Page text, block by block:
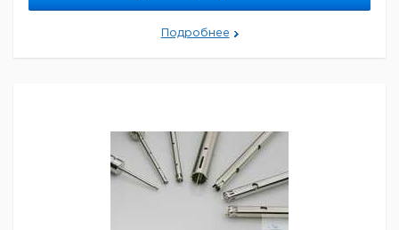
Технические данные:
Ширина упаковки:
0,3 м
Высота упаковки:
0,11 м
Глубина упаковки:
0,11 м
0,00363 м
Подробнее